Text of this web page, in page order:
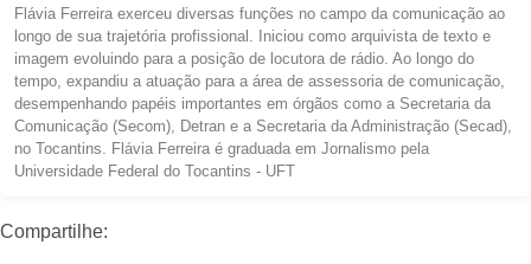
Flávia Ferreira exerceu diversas funções no campo da comunicação ao
longo de sua trajetória profissional. Iniciou como arquivista de texto e
imagem evoluindo para a posição de locutora de rádio. Ao longo do
tempo, expandiu a atuação para a área de assessoria de comunicação,
desempenhando papéis importantes em órgãos como a Secretaria da
Comunicação (Secom), Detran e a Secretaria da Administração (Secad),
no Tocantins. Flávia Ferreira é graduada em Jornalismo pela
Universidade Federal do Tocantins - UFT
Compartilhe: